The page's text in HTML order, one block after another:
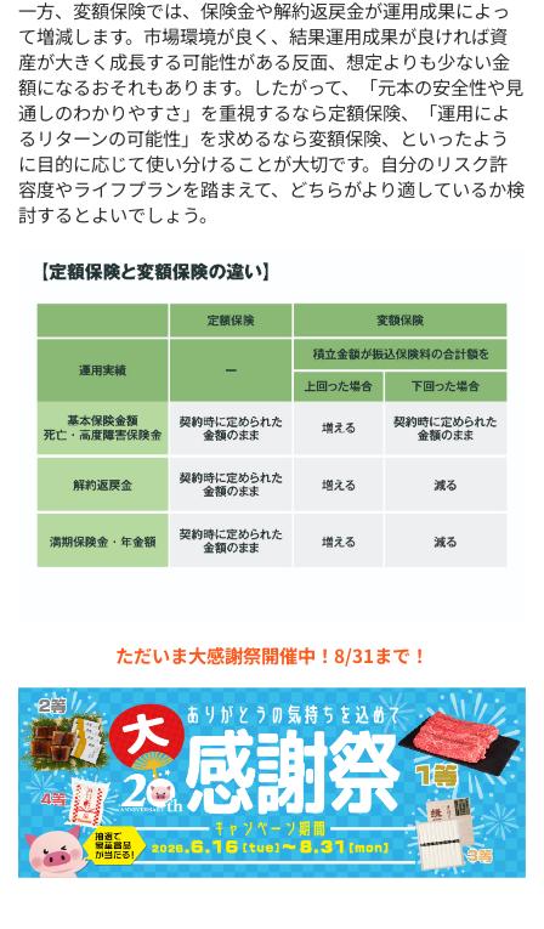
一方、変額保険では、保険金や解約返戻金が運用成果によっ
て増減します。市場環境が良く、結果運用成果が良ければ資
産が大きく成長する可能性がある反面、想定よりも少ない金
額になるおそれもあります。したがって、「元本の安全性や見
通しのわかりやすさ」を重視するなら定額保険、「運用によ
るリターンの可能性」を求めるなら変額保険、といったよう
に目的に応じて使い分けることが大切です。自分のリスク許
容度やライフプランを踏まえて、どちらがより適しているか検
討するとよいでしょう。
ただいま大感謝祭開催中！8/31まで！